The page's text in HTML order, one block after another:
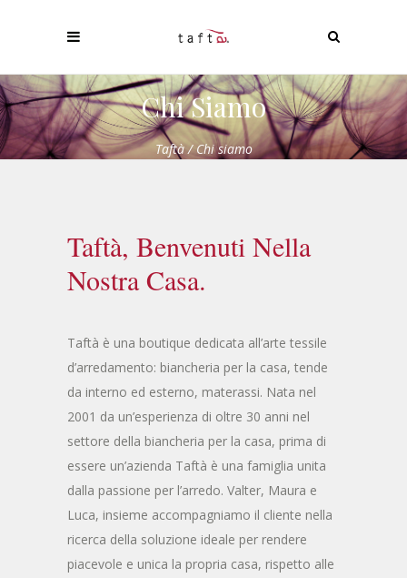
Chi Siamo
Taftà/Chi siamo
Taftà, Benvenuti Nella
Nostra Casa.
Taftà è una boutique dedicata all’arte tessile
d’arredamento: biancheria per la casa, tende
da interno ed esterno, materassi. Nata nel
2001 da un’esperienza di oltre 30 anni nel
settore della biancheria per la casa, prima di
essere un’azienda Taftà è una famiglia unita
dalla passione per l’arredo. Valter, Maura e
Luca, insieme accompagniamo il cliente nella
ricerca della soluzione ideale per rendere
piacevole e unica la propria casa, rispetto alle